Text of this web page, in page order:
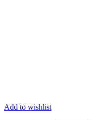
Add to wishlist